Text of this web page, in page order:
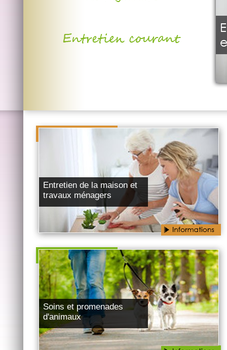
Entretien de la maison et
travaux ménagers
Soins et promenades
d'animaux